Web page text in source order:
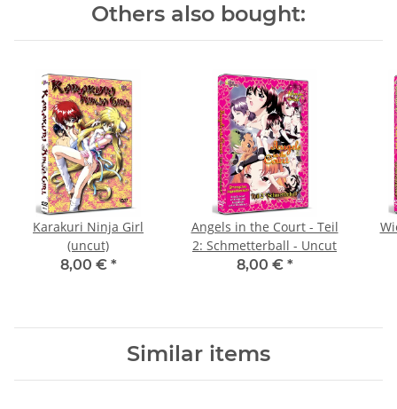
Others also bought:
Karakuri Ninja Girl
(uncut)
8,00 € *
Angels in the Court - Teil
2: Schmetterball - Uncut
8,00 € *
Similar items